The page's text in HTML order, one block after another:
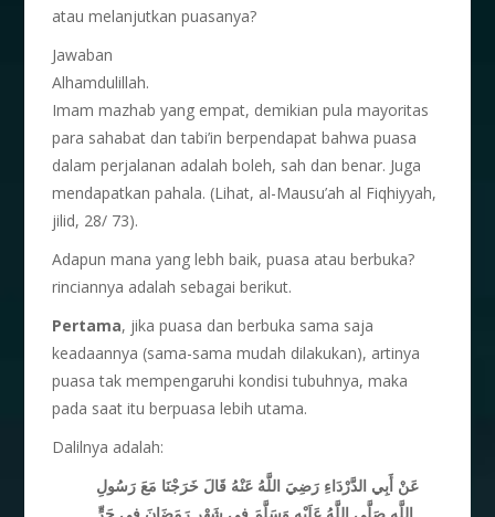
atau melanjutkan puasanya?
Jawaban
Alhamdulillah.
Imam mazhab yang empat, demikian pula mayoritas
para sahabat dan tabi’in berpendapat bahwa puasa
dalam perjalanan adalah boleh, sah dan benar. Juga
mendapatkan pahala. (Lihat, al-Mausu’ah al Fiqhiyyah,
jilid, 28/ 73).
Adapun mana yang lebh baik, puasa atau berbuka?
rinciannya adalah sebagai berikut.
Pertama, jika puasa dan berbuka sama saja
keadaannya (sama-sama mudah dilakukan), artinya
puasa tak mempengaruhi kondisi tubuhnya, maka
pada saat itu berpuasa lebih utama.
Dalilnya adalah:
عَنْ أَبِي الدَّرْدَاءِ رَضِيَ اللَّهُ عَنْهُ قَالَ خَرَجْنَا مَعَ رَسُولِ